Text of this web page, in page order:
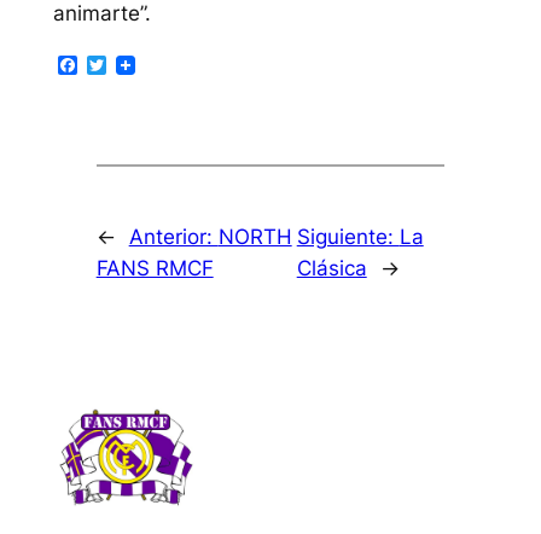
animarte”.
Facebook
Twitter
← Anterior: NORTH
FANS RMCF
Siguiente: La
Clásica
→